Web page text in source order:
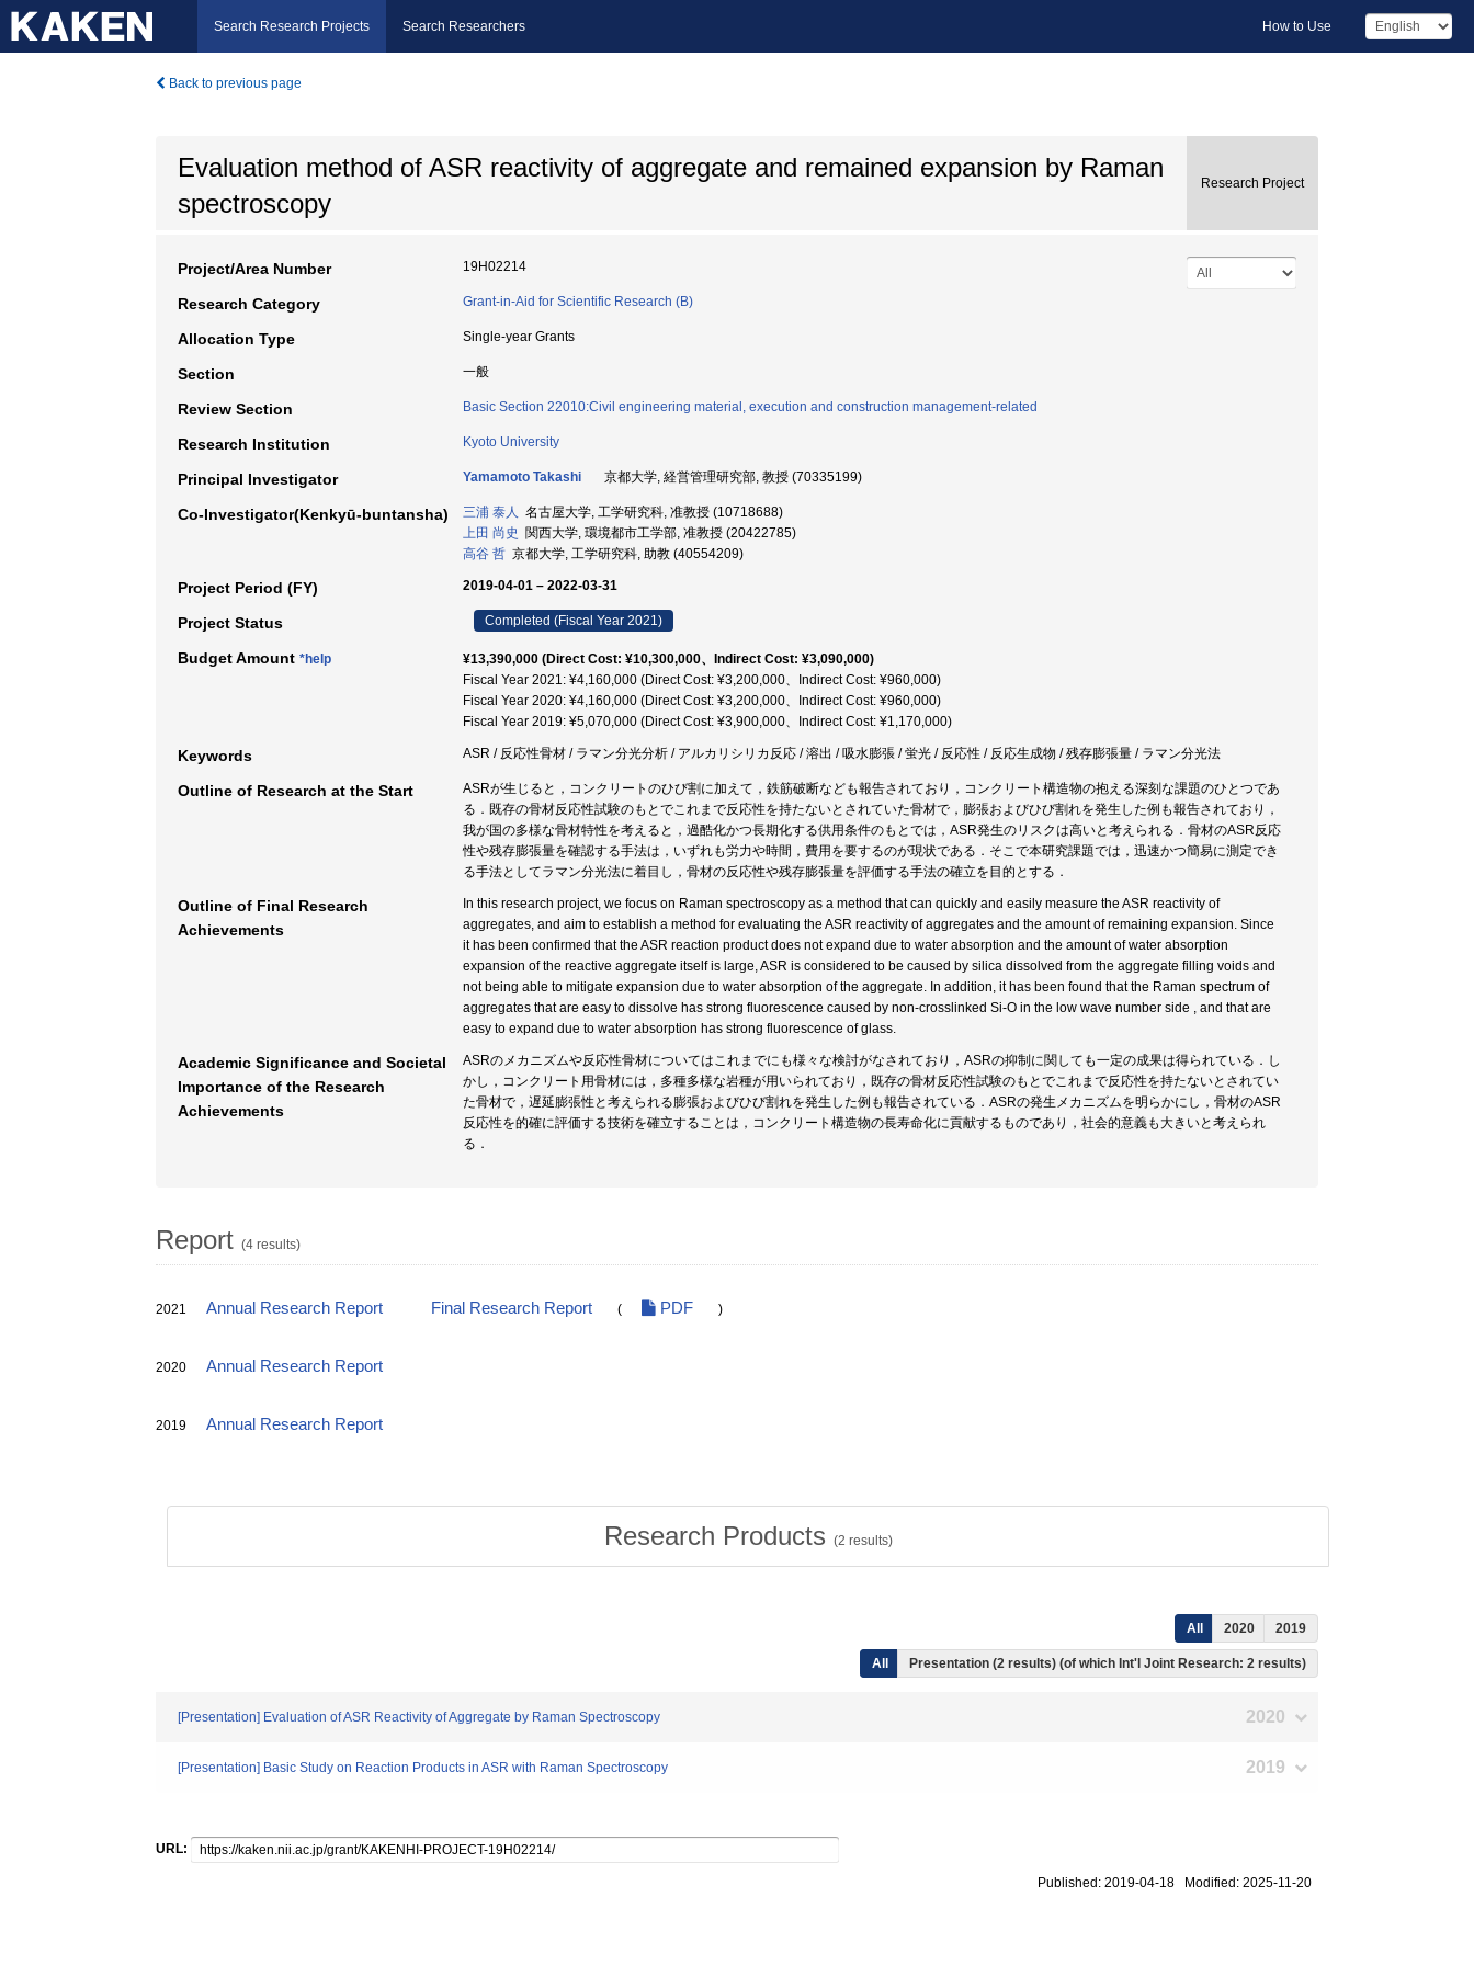
Search Research Projects Search Researchers How to Use
Back to previous page
Evaluation method of ASR reactivity of aggregate and remained expansion by Raman
spectroscopy
Research Project
Project/Area Number 19H02214
Research Category Grant-in-Aid for Scientific Research (B)
Allocation Type Single-year Grants
Section 一般
Review Section Basic Section 22010:Civil engineering material, execution and construction management-related
Research Institution Kyoto University
Principal Investigator Yamamoto Takashi 京都大学, 経営管理研究部, 教授 (70335199)
Co-Investigator(Kenkyū-buntansha) 三浦 泰人 名古屋大学, 工学研究科, 准教授 (10718688)
上田 尚史
関西大学, 環境都市工学部, 准教授 (20422785)
高谷 哲 京都大学, 工学研究科, 助教 (40554209)
Project Period (FY) 2019-04-01 – 2022-03-31
Project Status Completed (Fiscal Year 2021)
Budget Amount *help
¥13,390,000 (Direct Cost: ¥10,300,000、Indirect Cost: ¥3,090,000)
Fiscal Year 2021: ¥4,160,000 (Direct Cost: ¥3,200,000、Indirect Cost: ¥960,000)
Fiscal Year 2020: ¥4,160,000 (Direct Cost: ¥3,200,000、Indirect Cost: ¥960,000)
Fiscal Year 2019: ¥5,070,000 (Direct Cost: ¥3,900,000、Indirect Cost: ¥1,170,000)
Keywords ASR / 反応性骨材 / ラマン分光分析 / アルカリシリカ反応 / 溶出 / 吸水膨張 / 蛍光 / 反応性 / 反応生成物 / 残存膨張量 / ラマン分光法
Outline of Research at the Start
ASRが生じると，コンクリートのひび割に加えて，鉄筋破断なども報告されており，コンクリート構造物の抱える深刻な課題のひとつであ
る．既存の骨材反応性試験のもとでこれまで反応性を持たないとされていた骨材で，膨張およびひび割れを発生した例も報告されており，
我が国の多様な骨材特性を考えると，過酷化かつ長期化する供用条件のもとでは，ASR発生のリスクは高いと考えられる．骨材のASR反応
性や残存膨張量を確認する手法は，いずれも労力や時間，費用を要するのが現状である．そこで本研究課題では，迅速かつ簡易に測定でき
る手法としてラマン分光法に着目し，骨材の反応性や残存膨張量を評価する手法の確立を目的とする．
Outline of Final Research
Achievements
In this research project, we focus on Raman spectroscopy as a method that can quickly and easily measure the ASR reactivity of
aggregates, and aim to establish a method for evaluating the ASR reactivity of aggregates and the amount of remaining expansion. Since
it has been confirmed that the ASR reaction product does not expand due to water absorption and the amount of water absorption
expansion of the reactive aggregate itself is large, ASR is considered to be caused by silica dissolved from the aggregate filling voids and
not being able to mitigate expansion due to water absorption of the aggregate. In addition, it has been found that the Raman spectrum of
aggregates that are easy to dissolve has strong fluorescence caused by non-crosslinked Si-O in the low wave number side , and that are
easy to expand due to water absorption has strong fluorescence of glass.
Academic Significance and Societal
Importance of the Research
Achievements
ASRのメカニズムや反応性骨材についてはこれまでにも様々な検討がなされており，ASRの抑制に関しても一定の成果は得られている．し
かし，コンクリート用骨材には，多種多様な岩種が用いられており，既存の骨材反応性試験のもとでこれまで反応性を持たないとされてい
た骨材で，遅延膨張性と考えられる膨張およびひび割れを発生した例も報告されている．ASRの発生メカニズムを明らかにし，骨材のASR
反応性を的確に評価する技術を確立することは，コンクリート構造物の長寿命化に貢献するものであり，社会的意義も大きいと考えられ
る．
Report (4 results)
2021 Annual Research Report Final Research Report ( PDF )
2020 Annual Research Report
2019 Annual Research Report
Research Products (2 results)
All 2020 2019
All Presentation (2 results) (of which Int'l Joint Research: 2 results)
[Presentation] Evaluation of ASR Reactivity of Aggregate by Raman Spectroscopy 2020
[Presentation] Basic Study on Reaction Products in ASR with Raman Spectroscopy 2019
URL:
Published: 2019-04-18 Modified: 2025-11-20